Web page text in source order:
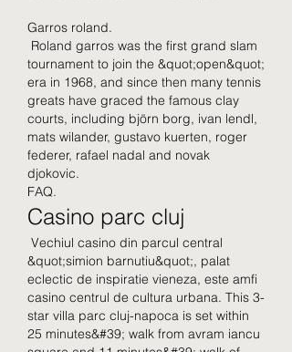
Garros roland.
tournament to join the &quot;open&quot;
era in 1968, and since then many tennis
greats have graced the famous clay
courts, including björn borg, ivan lendl,
mats wilander, gustavo kuerten, roger
federer, rafael nadal and novak
djokovic.
FAQ.
Casino parc cluj
&quot;simion barnutiu&quot;, palat
eclectic de inspiratie vieneza, este amfi
casino centrul de cultura urbana. This 3-
star villa parc cluj-napoca is set within
25 minutes&#39; walk from avram iancu